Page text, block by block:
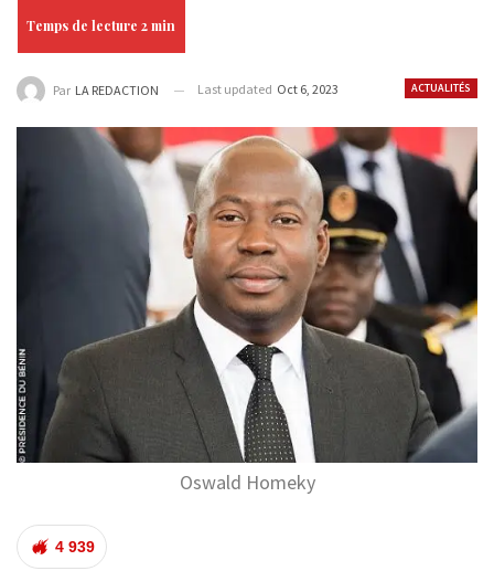
ACTUALITÉS
Par LA REDACTION Last updated Oct 6, 2023
Oswald Homeky
4 939